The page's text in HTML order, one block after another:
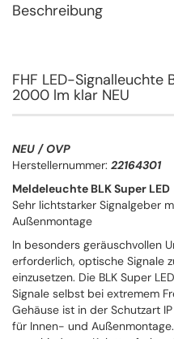
Beschreibung
FHF LED-Signalleuchte
2000 lm klar NEU
NEU / OVP
Herstellernummer: 22164301
Meldeleuchte BLK Super LED
Sehr lichtstarker Signalgeber
Außenmontage
In besonders geräuschvollen
erforderlich, optische Signale
einzusetzen. Die BLK Super
Signale selbst bei extremem
Gehäuse ist in der Schutzart
für Innen- und